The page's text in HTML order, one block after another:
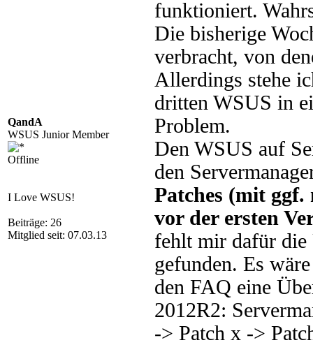
QandA
WSUS Junior Member
Offline
I Love WSUS!
Beiträge: 26
Mitglied seit: 07.03.13
funktioniert.
Die bisherige
verbracht, von
Allerdings stehe
dritten WSUS in
Problem.
Den WSUS auf
den
Patches (mit
vor der ersten
fehlt mir dafür die
gefunden. Es
den FAQ eine
2012R2:
-> Patch x ->